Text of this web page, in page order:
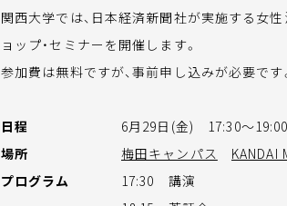
関西大学では、日本経済新聞社が実施する女
ョップ・セミナーを開催します。
参加費は無料ですが、事前申し込みが必要で
日程
6月29日(金) 17:30～19:00
場所
梅田キャンパス KANDAI
プログラム
17:30 講演